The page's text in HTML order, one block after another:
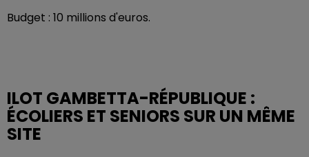
Budget : 10 millions d'euros.
ILOT GAMBETTA-RÉPUBLIQUE :
ÉCOLIERS ET SENIORS SUR UN MÊME
SITE